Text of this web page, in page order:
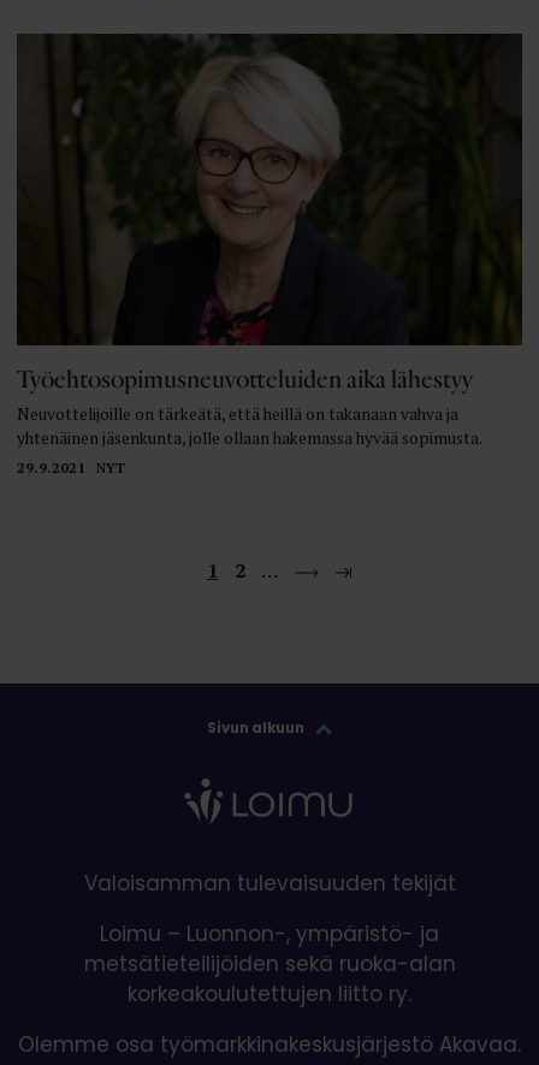
29.9.2021 NYT
Työehtosopimusneuvotteluiden aika lähestyy
Neuvottelijoille on tärkeätä, että heillä on takanaan vahva ja
yhtenäinen jäsenkunta, jolle ollaan hakemassa hyvää sopimusta.
1 2 …
Sivun alkuun
Valoisamman tulevaisuuden tekijät
Loimu – Luonnon-, ympäristö- ja
metsätieteilijöiden sekä ruoka-alan
korkeakoulutettujen liitto ry.
Olemme osa työmarkkinakeskusjärjestö Akavaa.